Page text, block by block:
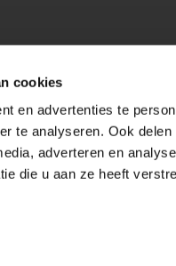
cookies
en advertenties te
te analyseren. Ook
adverteren en
die u aan ze heeftVolg ons